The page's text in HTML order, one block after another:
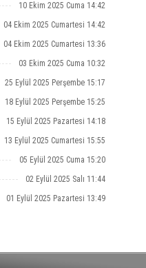
10 Ekim 2025 Cuma 14:42
04 Ekim 2025 Cumartesi 14:42
04 Ekim 2025 Cumartesi 13:36
03 Ekim 2025 Cuma 10:32
25 Eylül 2025 Perşembe 15:17
18 Eylül 2025 Perşembe 15:25
15 Eylül 2025 Pazartesi 14:18
13 Eylül 2025 Cumartesi 15:55
05 Eylül 2025 Cuma 15:20
02 Eylül 2025 Salı 11:44
01 Eylül 2025 Pazartesi 13:49